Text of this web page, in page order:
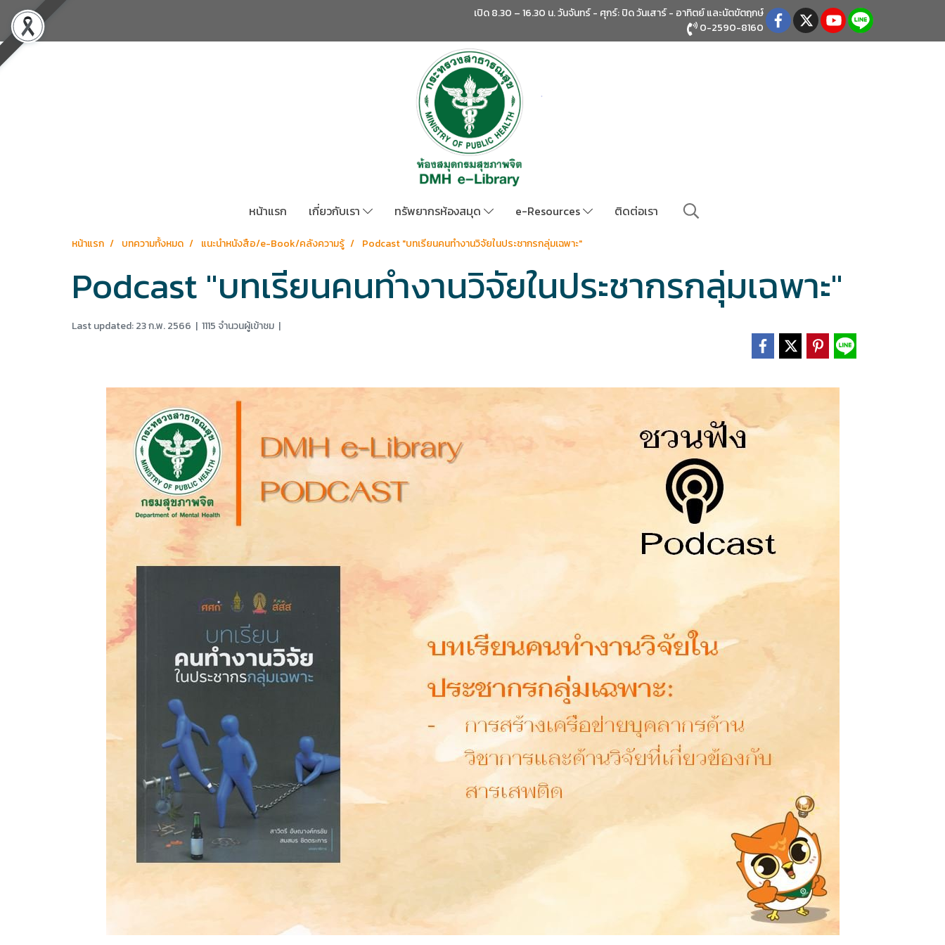
เปิด 8.30 – 16.30 น. วันจันทร์ - ศุกร์: ปิด วันเสาร์ - อาทิตย์และนัตขัตฤกษ์
0-2590-8160
หน้าแรก เกี่ยวกับเรา ทรัพยากรห้องสมุด e-Resources ติดต่อเรา
หน้าแรก บทความทั้งหมด แนะนำหนังสือ/e-Book/คลังความรู้ Podcast "บทเรียนคนทำงานวิจัยในประชากรกลุ่มเฉพาะ"
Podcast "บทเรียนคนทำงานวิจัยในประชากรกลุ่มเฉพาะ"
Last updated: 23 ก.พ. 2566 | 1115 จำนวนผู้เข้าชม |